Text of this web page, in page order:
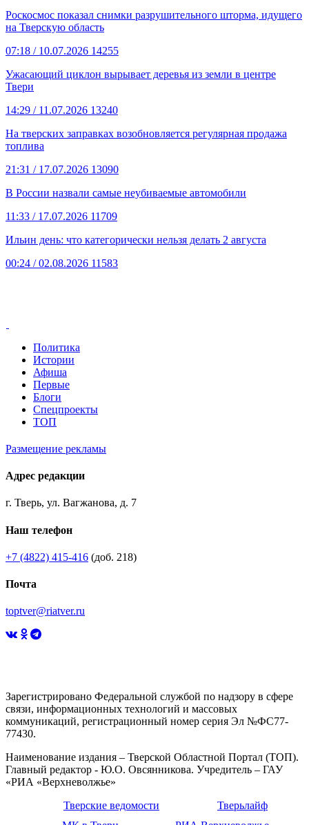
Роскосмос показал снимки разрушительного шторма, идущего
на Тверскую область
07:18 / 10.07.2026 14255
Ужасающий циклон вырывает деревья из земли в центре
Твери
14:29 / 11.07.2026 13240
На тверских заправках возобновляется регулярная продажа
топлива
21:31 / 17.07.2026 13090
В России назвали самые неубиваемые автомобили
11:33 / 17.07.2026 11709
Ильин день: что категорически нельзя делать 2 августа
00:24 / 02.08.2026 11583
Политика
Истории
Афиша
Первые
Блоги
Спецпроекты
ТОП
Размещение рекламы
Адрес редакции
г. Тверь, ул. Вагжанова, д. 7
Наш телефон
+7 (4822) 415-416 (доб. 218)
Почта
toptver@riatver.ru
Зарегистрировано Федеральной службой по надзору в сфере
связи, информационных технологий и массовых
коммуникаций, регистрационный номер серия Эл №ФС77-
77430.
Наименование издания – Тверской Областной Портал (ТОП).
Главный редактор - Ю.О. Овсянникова. Учредитель – ГАУ
«РИА «Верхневолжье»
Тверские ведомости
Тверьлайф